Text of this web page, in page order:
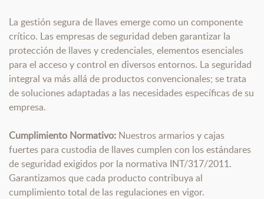
La gestión segura de llaves emerge como un componente
crítico. Las empresas de seguridad deben garantizar la
protección de llaves y credenciales, elementos esenciales
para el acceso y control en diversos entornos. La seguridad
integral va más allá de productos convencionales; se trata
de soluciones adaptadas a las necesidades específicas de su
empresa.
Cumplimiento Normativo: Nuestros armarios y cajas
fuertes para custodia de llaves cumplen con los estándares
de seguridad exigidos por la normativa INT/317/2011.
Garantizamos que cada producto contribuya al
cumplimiento total de las regulaciones en vigor.